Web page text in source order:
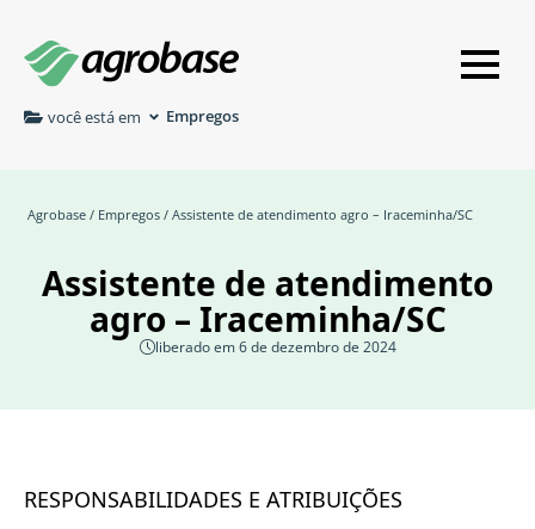
você está em Empregos
Agrobase / Empregos / Assistente de atendimento agro – Iraceminha/SC
Assistente de atendimento
agro – Iraceminha/SC
liberado em 6 de dezembro de 2024
RESPONSABILIDADES E ATRIBUIÇÕES